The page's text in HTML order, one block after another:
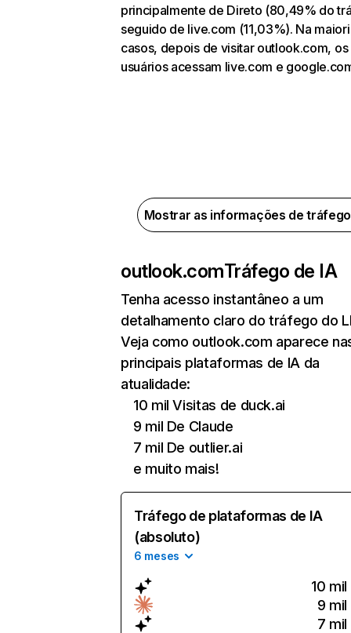
principalmente de Direto (80,49% do
seguido de live.com (11,03%). Na
casos, depois de visitar outlook.com, os
usuários acessam live.com e
Mostrar as informações de
outlook.comTráfego de IA
Tenha acesso instantâneo a um
detalhamento claro do tráfego do
Veja como outlook.com aparece
principais plataformas de IA da
atualidade:
10 mil Visitas de duck.ai
9 mil De Claude
7 mil De outlier.ai
e muito mais!
Tráfego de plataformas de IA
(absoluto)
6 meses
10 mil
9 mil
7 mil